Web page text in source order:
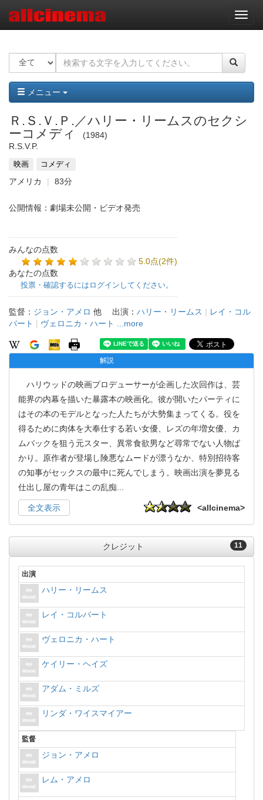
ナ
ビ
ー
ョ
ン
メニュー
Ｒ.Ｓ.Ｖ.Ｐ.／ハリー・リームスのセクシ
ーコメディ
1984
R.S.V.P.
映画 コメディ
アメリカ 83分
公開情報：劇場未公開・ビデオ発売
みんなの点数
5.0点(2件)
あなたの点数
投票・確認するにはログインしてください。
監督： ジョン・アメロ 他 出演： ハリー・リームス | レイ・コル
バート | ヴェロニカ・ハート ...more
解説
ハリウッドの映画プロデューサーが企画した次回作は、芸
能界の内幕を描いた暴露本の映画化。彼が開いたパーティに
はその本のモデルとなった人たちが大勢集まってくる。役を
得るために肉体を大奉仕する若い女優、レズの年増女優、カ
ムバックを狙う元スター、異常食欲男など尋常でない人物ば
かり。原作者が登場し険悪なムードが漂うなか、特別招待客
の知事がセックスの最中に死んでしまう。映画出演を夢見る
仕出し屋の青年はこの乱痴
全文表示 <allcinema>
11
クレジット
出演
ハリー・リームス
レイ・コルバート
ヴェロニカ・ハート
ケイリー・ヘイズ
アダム・ミルズ
リンダ・ワイスマイアー
監督
ジョン・アメロ
レム・アメロ